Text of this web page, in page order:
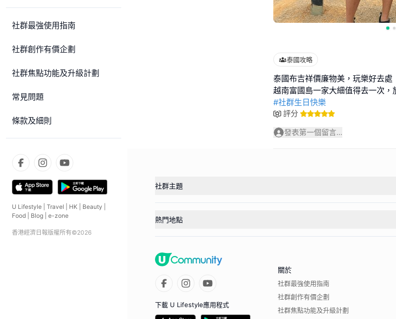
社群最強使用指南
社群創作有價企劃
社群焦點功能及升級計劃
常見問題
條款及細則
U Lifestyle Travel HK Beauty
Food
Blog e-zone
香港經濟日報版權所有©2026
泰國攻略
泰國布吉祥價廉物美，玩樂好去處
#社群生日快樂
評分
發表第一個留言...
社群主題
熱門地點
下載 U Lifestyle應用程式
關於
社群最強使用指南
社群創作有價企劃
社群焦點功能及升級計劃